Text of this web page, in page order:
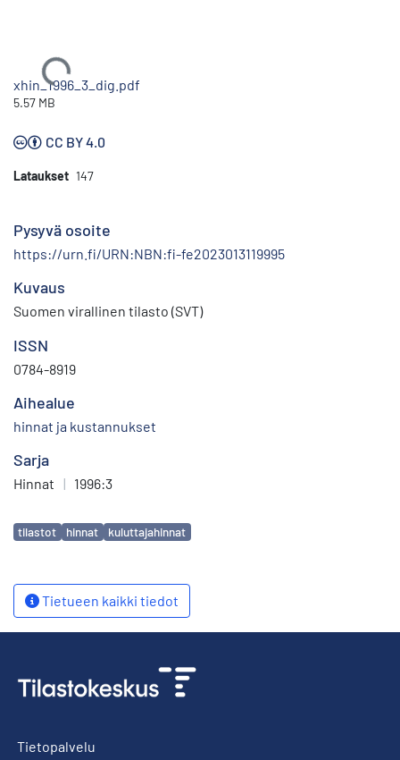
Ladataan...
xhin_1996_3_dig.pdf
5.57 MB
CC BY 4.0
Lataukset 147
Pysyvä osoite
https://urn.fi/URN:NBN:fi-fe2023013119995
Kuvaus
Suomen virallinen tilasto (SVT)
ISSN
0784-8919
Aihealue
hinnat ja kustannukset
Sarja
Hinnat | 1996:3
Avainsanat
tilastot hinnat kuluttajahinnat
Tietueen kaikki tiedot
Tietopalvelu